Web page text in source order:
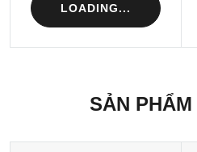
LOADING...
SẢN